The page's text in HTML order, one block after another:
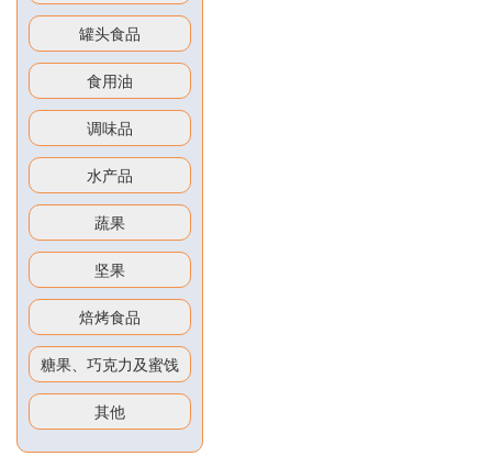
罐头食品
食用油
调味品
水产品
蔬果
坚果
焙烤食品
糖果、巧克力及蜜饯
其他